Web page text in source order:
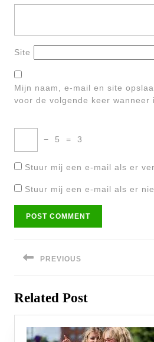
Site
Mijn naam, e-mail en site
voor de volgende keer wanneer
− 5 = 3
Stuur mij een e-mail als er
Stuur mij een e-mail als er
navigatie
PREVIOUS
post:
Related Post